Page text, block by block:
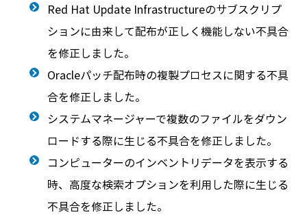
Red Hat Update Infrastructureのサブスクリプ
ションに由来して配布が正しく機能しない不具合
を修正しました。
Oracleパッチ配布時の複製プロセスに関する不具
合を修正しました。
システムマネージャーで複数のファイルをダウン
ロードする際に生じる不具合を修正しました。
コンピューターのインベントリデータを表示する
時、高度な検索オプションを利用した際に生じる
不具合を修正しました。